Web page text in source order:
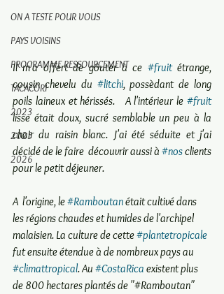
ON A TESTE POUR VOUS
PAYS VOISINS
PROGRAMME RESSOURCEMENT
TACACORI
2023
2025
2026
Il m'a offert de gôuter à ce #fruit étrange,
cousin chevelu du #litchi, possèdant de long
poils laineux et hérissés.   A l'intérieur le #fruit
lisse était doux, sucré semblable un peu à la
chair du raisin blanc. J'ai été séduite et j'ai
décidé de le faire  découvrir aussi à #nos clients
pour le petit déjeuner.
A  l'origine, le #Ramboutan était cultivé dans
les régions chaudes et humides de l'archipel
malaisien. La culture de cette #plantetropicale
fut ensuite étendue à de nombreux pays au
#climattropical. Au #CostaRica existent plus
de 800 hectares plantés de "#Ramboutan"